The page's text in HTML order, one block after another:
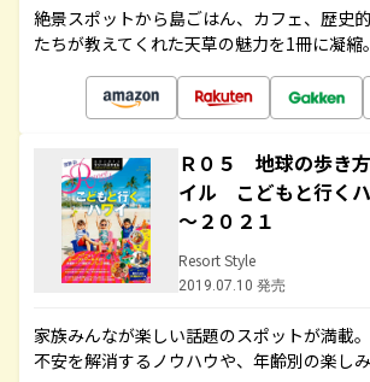
絶景スポットから島ごはん、カフェ、歴史
たちが教えてくれた天草の魅力を1冊に凝縮
Ｒ０５ 地球の歩き
イル こどもと行く
～２０２１
Resort Style
2019.07.10 発売
家族みんなが楽しい話題のスポットが満載
不安を解消するノウハウや、年齢別の楽し